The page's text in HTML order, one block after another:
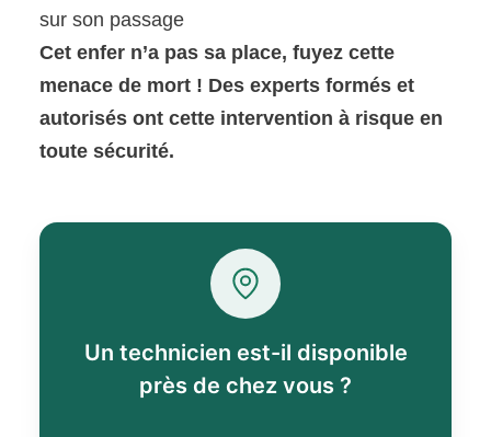
sur son passage
Cet enfer n’a pas sa place, fuyez cette
menace de mort ! Des experts formés et
autorisés ont cette intervention à risque en
toute sécurité.
Un technicien est-il disponible
près de chez vous ?